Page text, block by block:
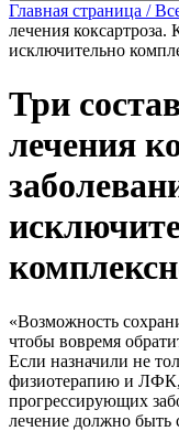
Главная страница /
лечения коксартроза.
исключительно
Три
лечения
«Возможность
чтобы вовремя
Если назначили не
физиотерапию и
прогрессирующих
лечение должно быть